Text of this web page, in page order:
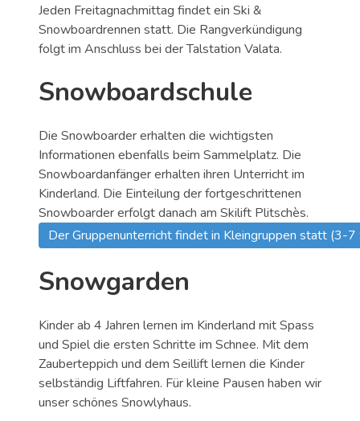
Jeden Freitagnachmittag findet ein Ski &
Snowboardrennen statt. Die Rangverkündigung
folgt im Anschluss bei der Talstation Valata.
Snowboardschule
Die Snowboarder erhalten die wichtigsten
Informationen ebenfalls beim Sammelplatz. Die
Snowboardanfänger erhalten ihren Unterricht im
Kinderland. Die Einteilung der fortgeschrittenen
Snowboarder erfolgt danach am Skilift Plitschès.
Der Gruppenunterricht findet in Kleingruppen statt (3-7
Snowgarden
Kinder ab 4 Jahren lernen im Kinderland mit Spass
und Spiel die ersten Schritte im Schnee. Mit dem
Zauberteppich und dem Seillift lernen die Kinder
selbständig Liftfahren. Für kleine Pausen haben wir
unser schönes Snowlyhaus.